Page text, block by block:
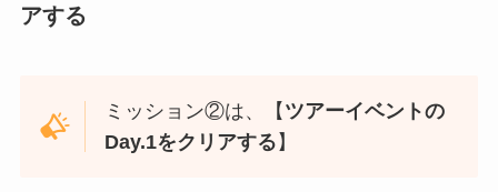
アする
ミッション②は、【 ツアーイベントの
Day.1をクリアする 】